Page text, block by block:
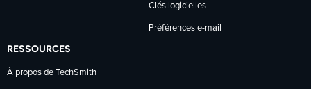
Clés logicielles
Préférences e-mail
RESSOURCES
À propos de TechSmith